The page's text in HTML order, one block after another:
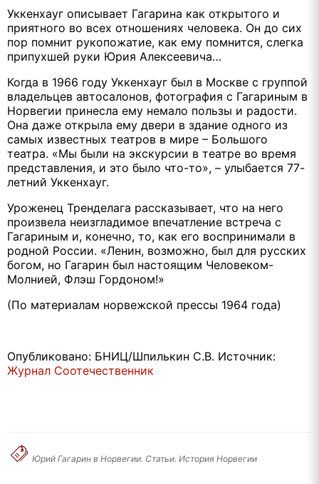
Уккенхауг описывает Гагарина как открытого и
приятного во всех отношениях человека. Он до сих
пор помнит рукопожатие, как ему помнится, слегка
припухшей руки Юрия Алексеевича…
Когда в 1966 году Уккенхауг был в Москве с группой
владельцев автосалонов, фотография с Гагариным в
Норвегии принесла ему немало пользы и радости.
Она даже открыла ему двери в здание одного из
самых известных театров в мире – Большого
театра. «Мы были на экскурсии в театре во время
представления, и это было что-то», – улыбается 77-
летний Уккенхауг.
Уроженец Тренделага рассказывает, что на него
произвела неизгладимое впечатление встреча с
Гагариным и, конечно, то, как его воспринимали в
родной России. «Ленин, возможно, был для русских
богом, но Гагарин был настоящим Человеком-
Молнией, Флэш Гордоном!»
(По материалам норвежской прессы 1964 года)
Опубликовано: БНИЦ/Шпилькин С.В. Источник:
Журнал Соотечественник
Юрий Гагарин в Норвегии. Статьи. История Норвегии